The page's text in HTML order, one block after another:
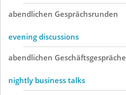
abendlichen Gesprächsrunden
evening discussions
abendlichen Geschäftsgespräche
nightly business talks